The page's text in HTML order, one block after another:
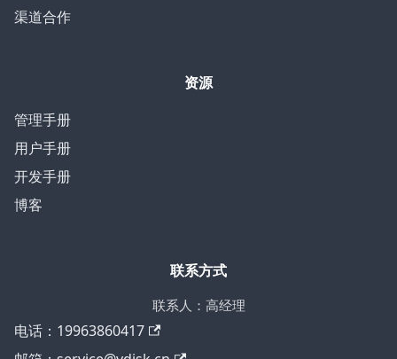
渠道合作
资源
管理手册
用户手册
开发手册
博客
联系方式
联系人：高经理
电话：19963860417